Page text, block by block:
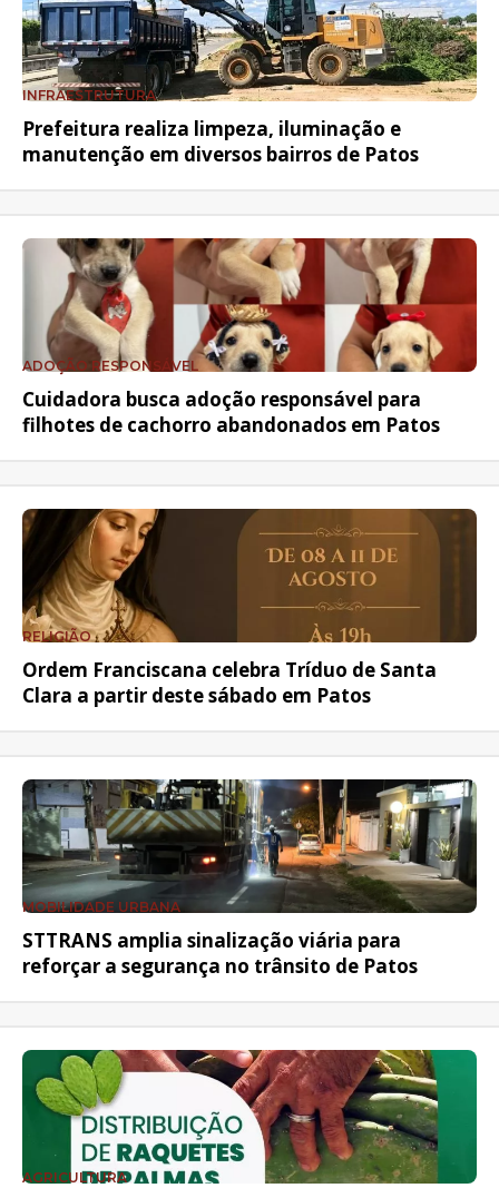
INFRAESTRUTURA
Prefeitura realiza limpeza, iluminação e
manutenção em diversos bairros de Patos
ADOÇÃO RESPONSÁVEL
Cuidadora busca adoção responsável para
filhotes de cachorro abandonados em Patos
RELIGIÃO
Ordem Franciscana celebra Tríduo de Santa
Clara a partir deste sábado em Patos
MOBILIDADE URBANA
STTRANS amplia sinalização viária para
reforçar a segurança no trânsito de Patos
AGRICULTURA